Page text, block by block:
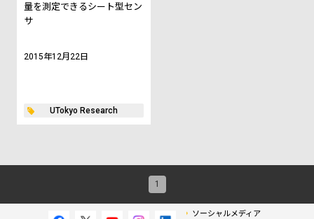
量を測定できるシート型セン
サ
2015年12月22日
UTokyo Research
1
ソーシャルメディア